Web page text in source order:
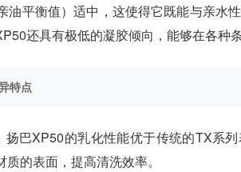
油平衡值）适中，这使得它既能与亲水
还具有极低的凝胶倾向，能够在各种
特点
扬巴XP50的乳化性能优于传统的TX系
的表面，提高清洗效率。